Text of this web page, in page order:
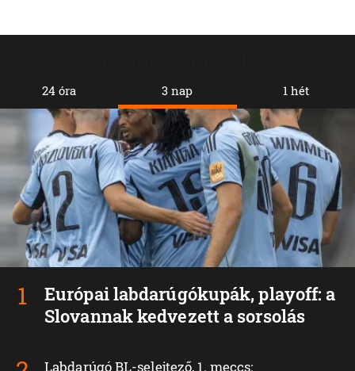
24 óra 3 nap
Európai labdarúgókupák, playoff: a
Slovannak kedvezett a sorsolás
Labdarúgó BL-selejtező, 1. meccs:
1 hét